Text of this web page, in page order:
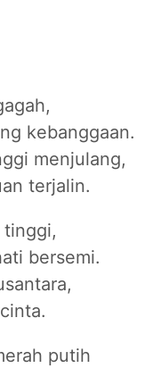
kebanggaan.
menjulang,
terjalin.
tinggi,
bersemi.
putih